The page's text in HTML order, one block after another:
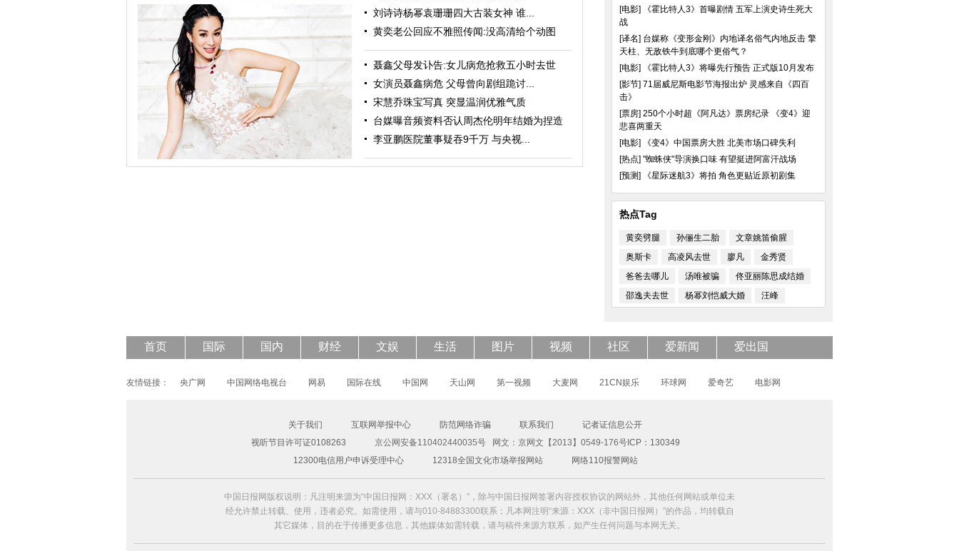
纯粹瞿颖最美新四十 光影年华如书侧听世间风雨
刘诗诗杨幂袁珊珊四大古装女神 谁...
黄奕老公回应不雅照传闻:没高清给个动图
聂鑫父母发讣告:女儿病危抢救五小时去世
女演员聂鑫病危 父母曾向剧组跪讨...
宋慧乔珠宝写真 突显温润优雅气质
台媒曝音频资料否认周杰伦明年结婚为捏造
李亚鹏医院董事疑吞9千万 与央视...
[电影]
《霍比特人3》首曝剧情 五军上演史诗生死大
战
[译名] 台媒称《变形金刚》内地译名俗气内地反击 擎
天柱、无敌铁牛到底哪个更俗气？
[电影]
《霍比特人3》将曝先行预告 正式版10月发布
[影节] 71届威尼斯电影节海报出炉 灵感来自《四百
击》
[票房] 250个小时超《阿凡达》票房纪录 《变4》迎
悲喜两重天
[电影]
《变4》中国票房大胜 北美市场口碑失利
[热点] "蜘蛛侠"导演换口味 有望挺进阿富汗战场
[预测]
《星际迷航3》将拍 角色更贴近原初剧集
热点Tag
黄奕劈腿 孙俪生二胎
文章姚笛偷腥
奥斯卡
高凌风去世 廖凡
金秀贤
爸爸去哪儿
汤唯被骗
佟亚丽陈思成结婚
邵逸夫去世
杨幂刘恺威大婚 汪峰
首页 国际 国内 财经 文娱 生活 图片 视频 社区 爱新闻 爱出国
友情链接： 央广网 中国网络电视台 网易 国际在线 中国网 天山网 第一视频 大麦网 21CN娱乐 环球网 爱奇艺 电影网
关于我们 互联网举报中心 防范网络诈骗 联系我们
记者证信息公开
视听节目许可证0108263
京公网安备110402440035号 网文：京网文【2013】0549-176号ICP：130349
12300电信用户申诉受理中心
12318全国文化市场举报网站 网络110报警网站
中国日报网版权说明：凡注明来源为“中国日报网：XXX（署名）”，除与中国日报网签署内容授权协议的网站外，其他任何网站或单位未
经允许禁止转载、使用，违者必究。如需使用，请与010-84883300联系；凡本网注明“来源：XXX（非中国日报网）”的作品，均转载自
其它媒体，目的在于传播更多信息，其他媒体如需转载，请与稿件来源方联系，如产生任何问题与本网无关。